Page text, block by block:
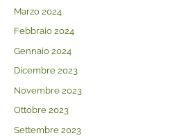
Marzo 2024
Febbraio 2024
Gennaio 2024
Dicembre 2023
Novembre 2023
Ottobre 2023
Settembre 2023